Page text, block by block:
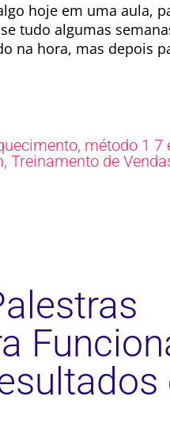
hoje em uma aula,
tudo algumas
na hora, mas depois
, método 1 7
,Treinamento de